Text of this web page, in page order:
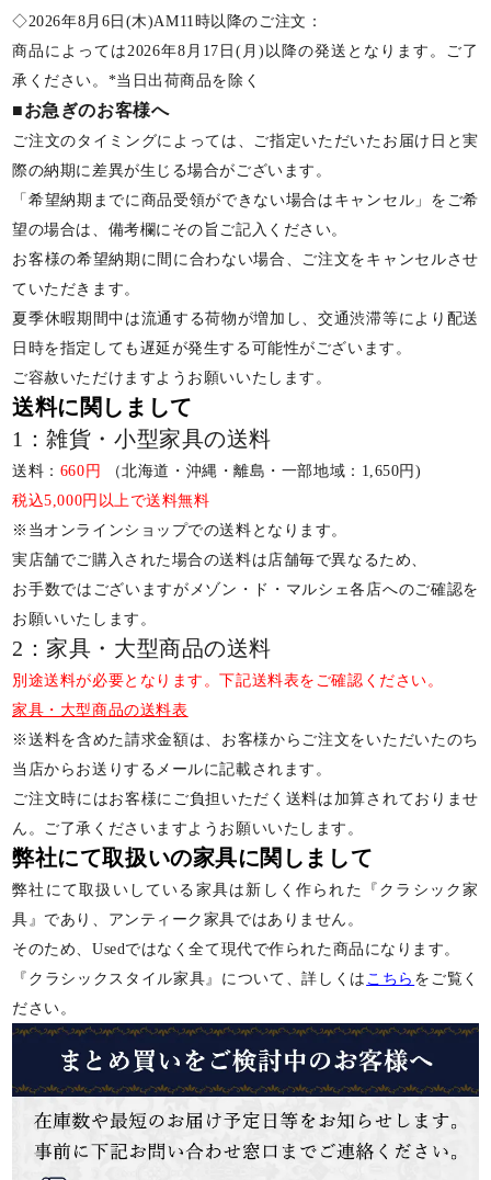
◇2026年8月6日(木)AM11時以降のご注文：
商品によっては2026年8月17日(月)以降の発送となります。ご了
承ください。*当日出荷商品を除く
■お急ぎのお客様へ
ご注文のタイミングによっては、ご指定いただいたお届け日と実
際の納期に差異が生じる場合がございます。
「希望納期までに商品受領ができない場合はキャンセル」をご希
望の場合は、備考欄にその旨ご記入ください。
お客様の希望納期に間に合わない場合、ご注文をキャンセルさせ
ていただきます。
夏季休暇期間中は流通する荷物が増加し、交通渋滞等により配送
日時を指定しても遅延が発生する可能性がございます。
ご容赦いただけますようお願いいたします。
送料に関しまして
1：雑貨・小型家具の送料
送料： 660円
（北海道・沖縄・離島・一部地域：1,650円)
税込5,000円以上で送料無料
※当オンラインショップでの送料となります。
実店舗でご購入された場合の送料は店舗毎で異なるため、
お手数ではございますがメゾン・ド・マルシェ各店へのご確認を
お願いいたします。
2：家具・大型商品の送料
別途送料が必要となります。下記送料表をご確認ください。
家具・大型商品の送料表
※送料を含めた請求金額は、お客様からご注文をいただいたのち
当店からお送りするメールに記載されます。
ご注文時にはお客様にご負担いただく送料は加算されておりませ
ん。ご了承くださいますようお願いいたします。
弊社にて取扱いの家具に関しまして
弊社にて取扱いしている家具は新しく作られた『クラシック家
具』であり、アンティーク家具ではありません。
そのため、Usedではなく全て現代で作られた商品になります。
『クラシックスタイル家具』について、詳しくは こちら をご覧く
ださい。